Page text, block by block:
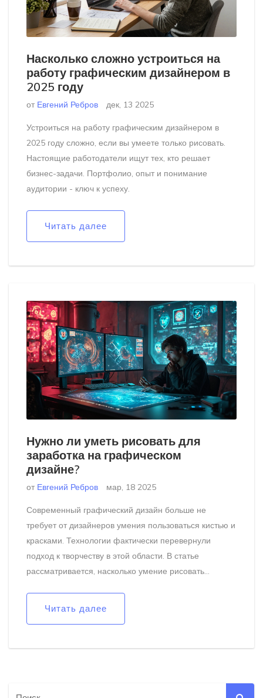
Насколько сложно устроиться на
работу графическим дизайнером в
2025 году
от Евгений Ребров дек, 13 2025
Устроиться на работу графическим дизайнером в
2025 году сложно, если вы умеете только рисовать.
Настоящие работодатели ищут тех, кто решает
бизнес-задачи. Портфолио, опыт и понимание
аудитории - ключ к успеху.
Читать далее
Нужно ли уметь рисовать для
заработка на графическом
дизайне?
от Евгений Ребров мар, 18 2025
Современный графический дизайн больше не
требует от дизайнеров умения пользоваться кистью и
красками. Технологии фактически перевернули
подход к творчеству в этой области. В статье
рассматривается, насколько умение рисовать
впечатляющие работы с помощью программного
новичков, желающих развиваться в этой профессии.
Читать далее